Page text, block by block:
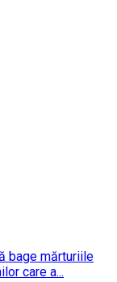
bage mărturiile
care a...